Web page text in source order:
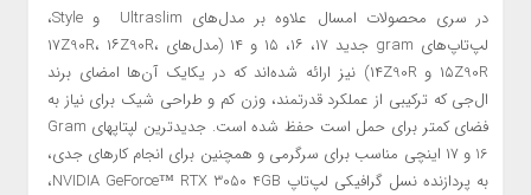
در سری محصولات امسال علاوه بر مدل‌های Ultraslim و Style،
لپ‌تاپ‌های gram جدید ۱۷، ۱۶، ۱۵ و ۱۴ (مدل‌های ۱۷Z90R، ۱۶Z90R،
۱۵Z90R و ۱۴Z90R) نیز ارائه شده‌اند که در یکایک آن‌ها امضای برند
ال‌جی که ترکیبی از عملکرد قدرتمند، وزن کم و طراحی شیک برای نیاز به
فضای کمتر برای حمل است حفظ شده است. جدیدترین لپ­تاپ­های Gram
16 و ۱۷ اینچی مناسب برای سرگرمی و همچنین برای انجام کارهای جدی،
به پردازنده نسل گرافیکی لپ‌تاپ NVIDIA GeForce™ RTX 3050 4GB،